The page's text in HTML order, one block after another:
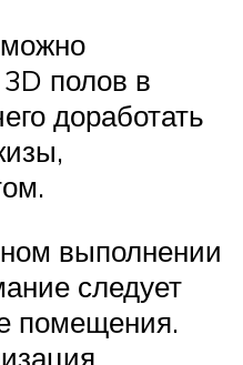
полов в
доработать
выполнении
следует
помещения.